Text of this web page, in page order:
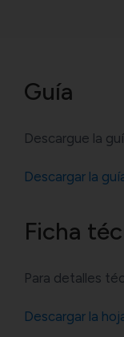
Guía
Descargue la
Descargar la
Ficha
Para detalles
Descargar la